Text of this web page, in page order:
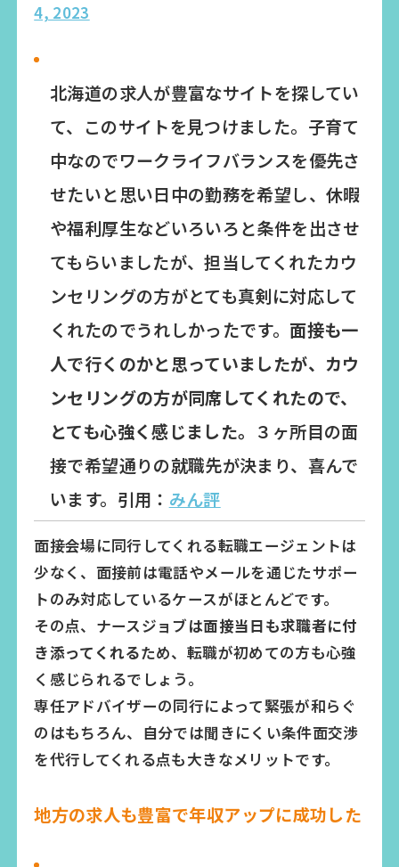
4, 2023
北海道の求人が豊富なサイトを探してい
て、このサイトを見つけました。子育て
中なのでワークライフバランスを優先さ
せたいと思い日中の勤務を希望し、休暇
や福利厚生などいろいろと条件を出させ
てもらいましたが、担当してくれたカウ
ンセリングの方がとても真剣に対応して
くれたのでうれしかったです。 面接も一
人で行くのかと思っていましたが、カウ
ンセリングの方が同席してくれたので、
とても心強く感じました。 ３ヶ所目の面
接で希望通りの就職先が決まり、喜んで
います。引用： みん評
面接会場に同行してくれる転職エージェントは
少なく、面接前は電話やメールを通じたサポー
トのみ対応しているケースがほとんどです。
その点、ナースジョブは面接当日も求職者に付
き添ってくれるため、転職が初めての方も心強
く感じられるでしょう。
専任アドバイザーの同行によって緊張が和らぐ
のはもちろん、自分では聞きにくい条件面交渉
を代行してくれる点も大きなメリットです。
地方の求人も豊富で年収アップに成功した